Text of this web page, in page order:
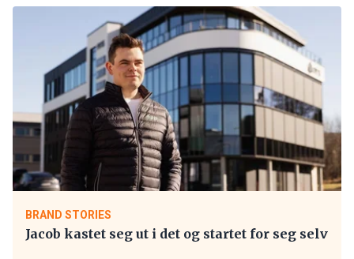
BRAND STORIES
Jacob kastet seg ut i det og startet for seg selv